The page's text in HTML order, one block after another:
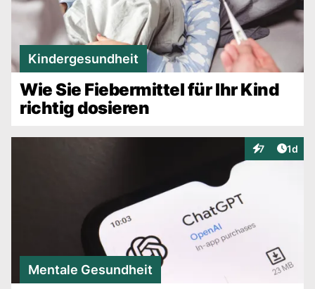
Kindergesundheit
Wie Sie Fiebermittel für Ihr Kind
richtig dosieren
7
Interaktionen
1d
Mentale Gesundheit